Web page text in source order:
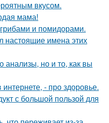
вкусом.
мама!
и помидорами.
настоящие имена этих
анализы, но и то, как вы
- про здоровье.
с большой пользой для